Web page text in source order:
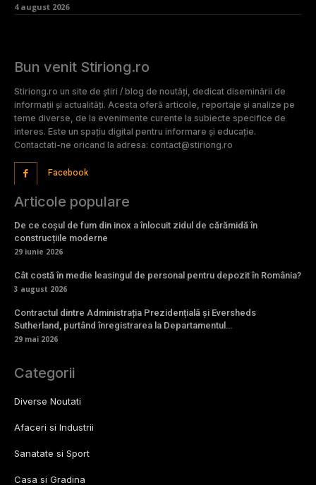
4 august 2026
Bun venit Stiriong.ro
Stiriong.ro un site de știri / blog de noutăți, dedicat diseminării de
informații și actualități. Acesta oferă articole, reportaje și analize pe
teme diverse, de la evenimente curente la subiecte specifice de
interes. Este un spațiu digital pentru informare și educație.
Contactati-ne oricand la adresa: contact@stiriong.ro
Facebook
Articole populare
De ce coșul de fum din inox a înlocuit zidul de cărămidă în
construcțiile moderne
29 iunie 2026
Cât costă în medie leasingul de personal pentru depozit în România?
3 august 2026
Contractul dintre Administrația Prezidențială și Eversheds
Sutherland, purtând înregistrarea la Departamentul…
29 mai 2026
Categorii
Diverse Noutati
Afaceri si Industrii
Sanatate si Sport
Casa si Gradina